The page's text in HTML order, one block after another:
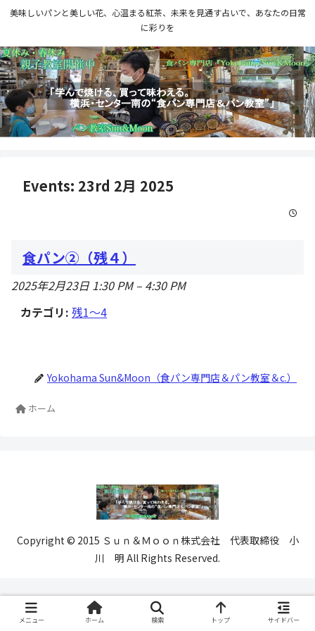
美味しいパンと美しい花、心温まる紅茶、未来を見通す占いで、あなたの日常
に彩りを
Events: 23rd 2月 2025
食パン②（残４）
2025年2月23日 1:30 PM– 4:30 PM
カテゴリ: 残1〜4
Yokohama Sun&Moon（食パン専門店＆パン教室＆c.）
ホーム
Copyright © 2015 Ｓｕｎ＆Ｍｏｏｎ株式会社 代表取締役 小
川 明 All Rights Reserved.
メニュー ホーム 検索 トップ サイドバー